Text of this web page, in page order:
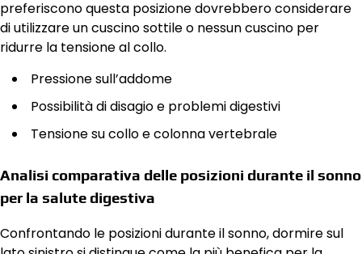
preferiscono questa posizione dovrebbero considerare
di utilizzare un cuscino sottile o nessun cuscino per
ridurre la tensione al collo.
Pressione sull’addome
Possibilità di disagio e problemi digestivi
Tensione su collo e colonna vertebrale
Analisi comparativa delle posizioni durante il sonno
per la salute digestiva
Confrontando le posizioni durante il sonno, dormire sul